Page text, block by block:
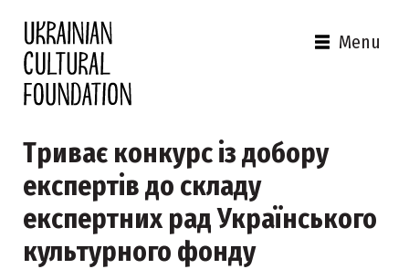
Menu
Триває конкурс із добору
експертів до складу
експертних рад Українського
культурного фонду